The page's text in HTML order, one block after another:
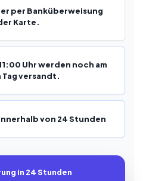
per Banküberweisung
Karte.
Uhr werden noch am
Tag versandt.
von 24 Stunden
in 24 Stunden